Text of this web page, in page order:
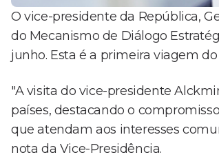
O vice-presidente da República,
do Mecanismo de Diálogo
junho. Esta é a primeira viagem
"A visita do vice-presidente
países, destacando o
que atendam aos interesses
nota da Vice-Presidência.